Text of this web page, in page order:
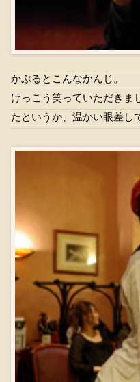
かぶるとこんなかんじ。
けっこう笑っていただきま
たというか、温かい眼差し